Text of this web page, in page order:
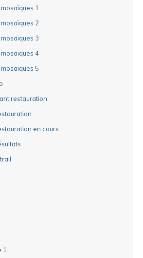
1
2
3
4
5
restauration
en cours
1